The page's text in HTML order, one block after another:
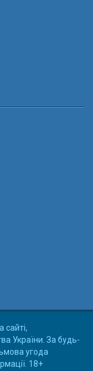
сайті,
України. За будь-
угода
18+